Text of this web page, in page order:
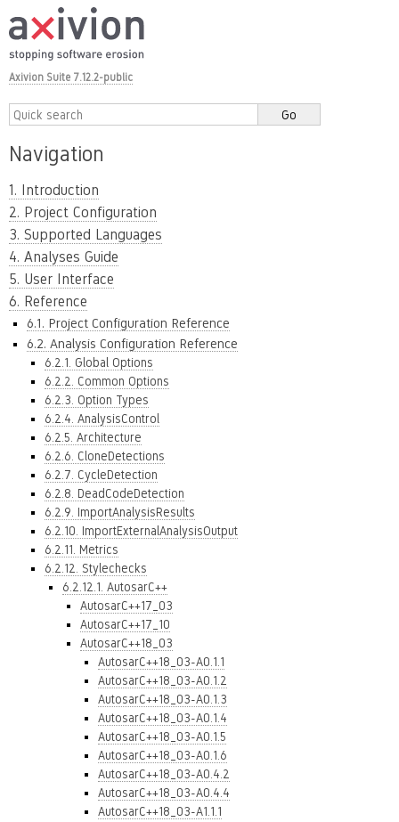
Axivion Suite 7.12.2-public
Navigation
1. Introduction
2. Project Configuration
3. Supported Languages
4. Analyses Guide
5. User Interface
6. Reference
6.1. Project Configuration Reference
6.2. Analysis Configuration Reference
6.2.1. Global Options
6.2.2. Common Options
6.2.3. Option Types
6.2.4. AnalysisControl
6.2.5. Architecture
6.2.6. CloneDetections
6.2.7. CycleDetection
6.2.8. DeadCodeDetection
6.2.9. ImportAnalysisResults
6.2.10. ImportExternalAnalysisOutput
6.2.11. Metrics
6.2.12. Stylechecks
6.2.12.1. AutosarC++
AutosarC++17_03
AutosarC++17_10
AutosarC++18_03
AutosarC++18_03-A0.1.1
AutosarC++18_03-A0.1.2
AutosarC++18_03-A0.1.3
AutosarC++18_03-A0.1.4
AutosarC++18_03-A0.1.5
AutosarC++18_03-A0.1.6
AutosarC++18_03-A0.4.2
AutosarC++18_03-A0.4.4
AutosarC++18_03-A1.1.1